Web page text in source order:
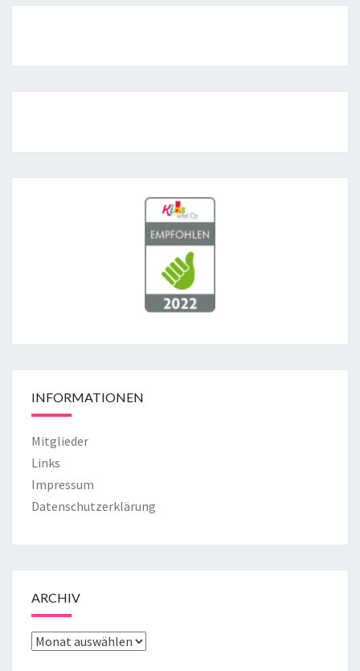
INFORMATIONEN
Mitglieder
Links
Impressum
Datenschutzerklärung
ARCHIV
ARCHIV